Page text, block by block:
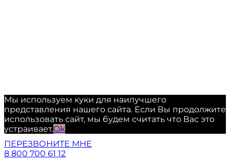
Мы используем куки для наилучшего
представления нашего сайта. Если Вы продолжите
использовать сайт, мы будем считать что Вас это
устраивает.Ok
ПЕРЕЗВОНИТЕ МНЕ
8 800 700 61 12